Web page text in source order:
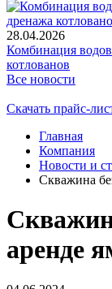
28.04.2026
Комбинация
котлованов
Все новости
Скачать прайс-
Главная
Компания
Новости и
Скважина
аренде